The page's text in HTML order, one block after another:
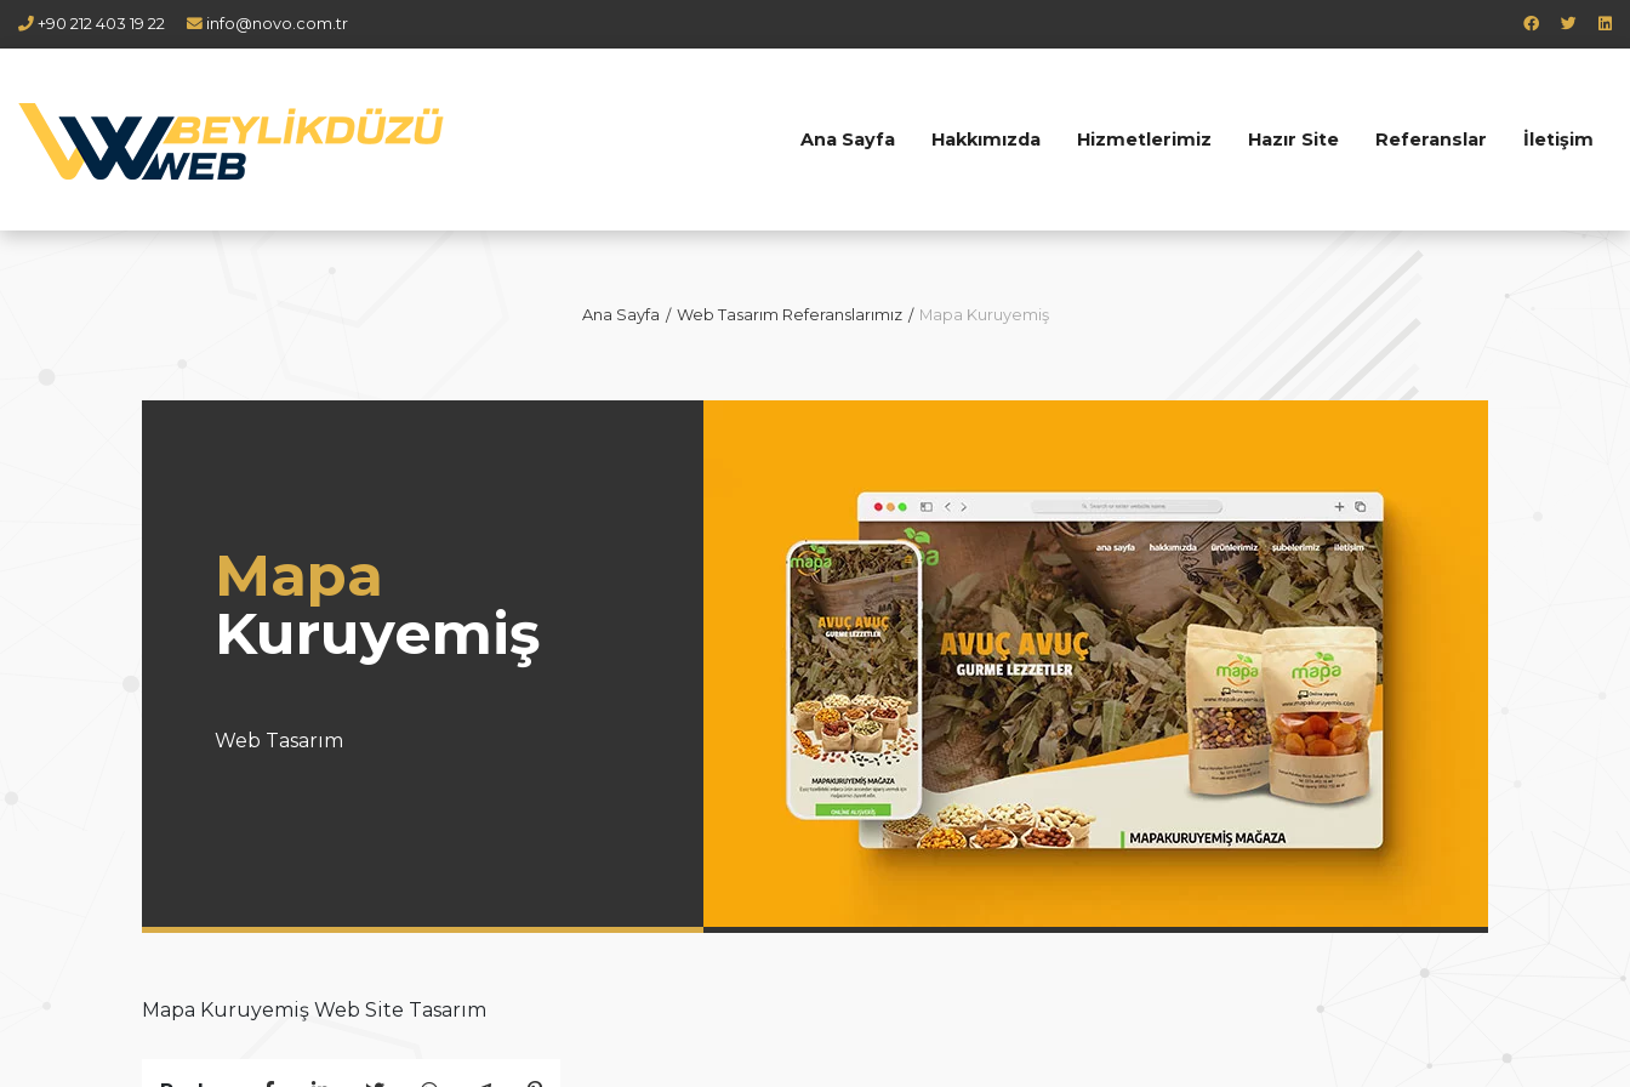
+90 212 403 19 22 info@novo.com.tr
Ana Sayfa Hakkımızda Hizmetlerimiz Hazır Site Referanslar İletişim
Ana Sayfa Web Tasarım Referanslarımız Mapa Kuruyemiş
Mapa
Kuruyemiş
Web Tasarım
Mapa Kuruyemiş Web Site Tasarım